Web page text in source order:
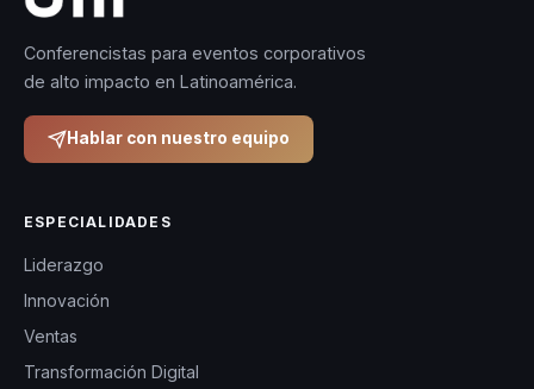
Conferencistas para eventos corporativos
de alto impacto en Latinoamérica.
Hablar con nuestro equipo
ESPECIALIDADES
Liderazgo
Innovación
Ventas
Transformación Digital